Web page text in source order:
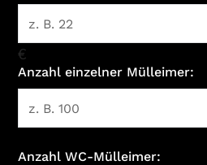
€
Anzahl einzelner Mülleimer:
Anzahl WC-Mülleimer: